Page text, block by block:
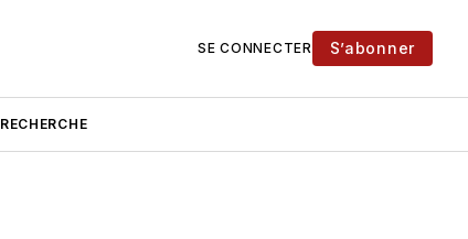
SE CONNECTER S’abonner
RECHERCHE